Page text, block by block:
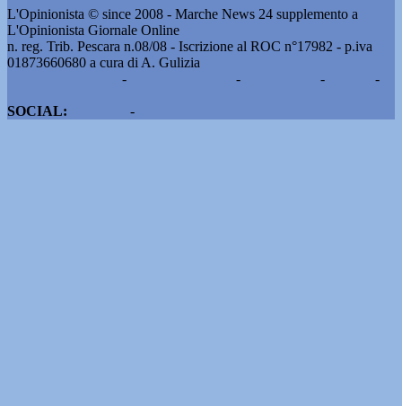
L'Opinionista © since 2008 - Marche News 24 supplemento a
L'Opinionista Giornale Online
n. reg. Trib. Pescara n.08/08 - Iscrizione al ROC n°17982 - p.iva
01873660680 a cura di A. Gulizia
- - -
-
SOCIAL:
-